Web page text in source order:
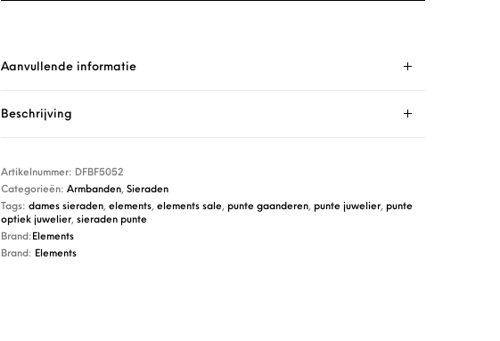
Aanvullende informatie
Beschrijving
Artikelnummer: DFBF5052
Categorieën: Armbanden, Sieraden
Tags: dames sieraden, elements, elements sale, punte gaanderen, punte juwelier, punte
optiek juwelier, sieraden punte
Brand: Elements
Brand: Elements